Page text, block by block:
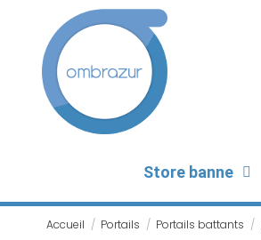
Store banne
Accueil Portails Portails battants